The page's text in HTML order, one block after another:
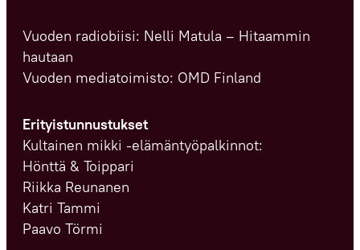
Vuoden radiobiisi: Nelli Matula – Hitaammin
hautaan
Vuoden mediatoimisto: OMD Finland
Erityistunnustukset
Kultainen mikki -elämäntyöpalkinnot:
Hönttä & Toippari
Riikka Reunanen
Katri Tammi
Paavo Törmi